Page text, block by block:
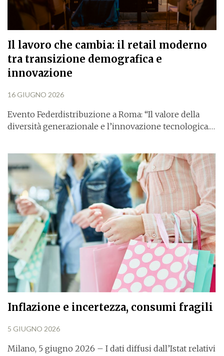
Il lavoro che cambia: il retail moderno
tra transizione demografica e
innovazione
16 GIUGNO 2026
Evento Federdistribuzione a Roma: “Il valore della
diversità generazionale e l’innovazione tecnologica.…
Inflazione e incertezza, consumi fragili
5 GIUGNO 2026
Milano, 5 giugno 2026 – I dati diffusi dall’Istat relativi